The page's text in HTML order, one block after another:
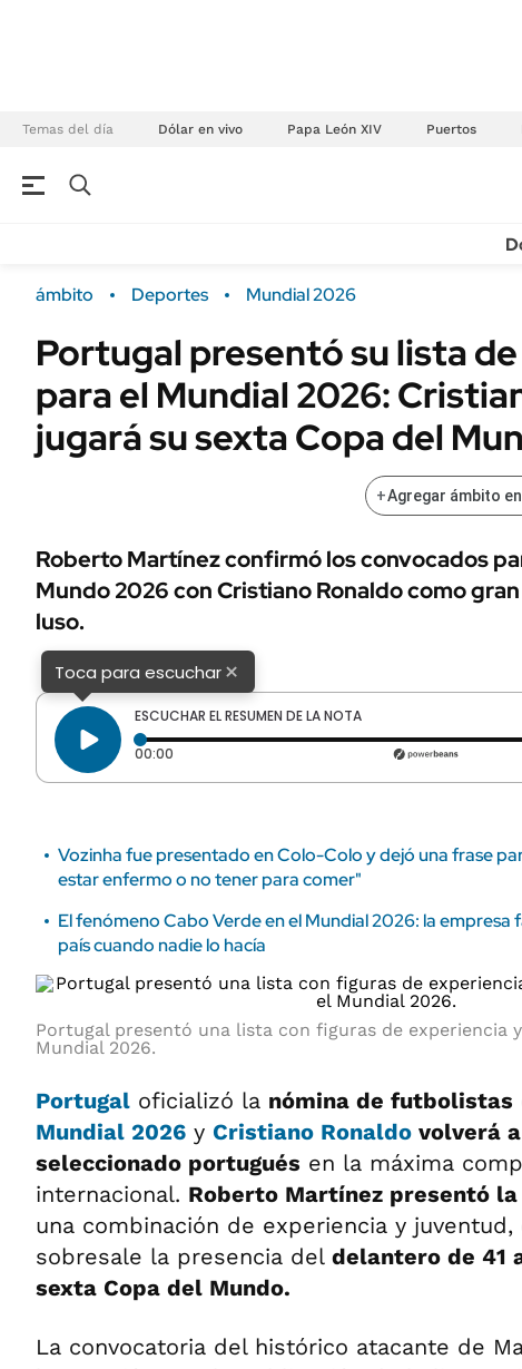
Temas del día Dólar en vivo Papa León XIV Puertos
Campo
FINANZAS
Dólar
Sustentabilidad
Seguros
POLÍTICA
URUGUAY
ámbito Deportes Mundial 2026
Portugal presentó su lista
para el Mundial 2026:
jugará su sexta Copa del
+Agregar ámbito en
Roberto Martínez confirmó los convocados
Mundo 2026 con Cristiano Ronaldo como
luso.
Toca para escuchar×
ESCUCHAR EL RESUMEN DE LA NOTA
00:00 Tiempo transcurrido: 0 segundos
Vozinha fue presentado en Colo-Colo y dejó una frase
estar enfermo o no tener para comer"
El fenómeno Cabo Verde en el Mundial 2026: la empresa
país cuando nadie lo hacía
Portugal presentó una lista con figuras de experiencia
Mundial 2026.
Portugal oficializó la nómina de futbolistas
Mundial 2026 y Cristiano Ronaldo volverá
seleccionado portugués en la máxima
internacional. Roberto Martínez presentó
una combinación de experiencia y juventud,
sobresale la presencia del delantero de 41
sexta Copa del Mundo.
La convocatoria del histórico atacante de